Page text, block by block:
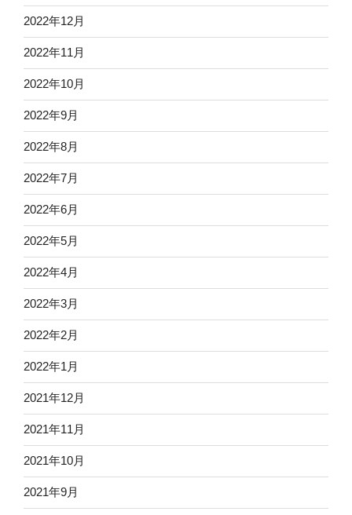
2022年12月
2022年11月
2022年10月
2022年9月
2022年8月
2022年7月
2022年6月
2022年5月
2022年4月
2022年3月
2022年2月
2022年1月
2021年12月
2021年11月
2021年10月
2021年9月